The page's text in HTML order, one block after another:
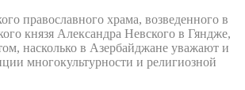
православного храма, возведенного в
князя Александра Невского в Гяндже,
насколько в Азербайджане уважают и
многокультурности и религиозной